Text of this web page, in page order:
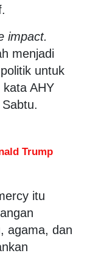
impact.
menjadi
untuk
AHY
Trump
itu
agama, dan